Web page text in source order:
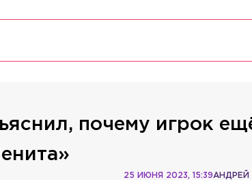
почему игрок
АНДРЕЙ
25 ИЮНЯ 2023, 15:39